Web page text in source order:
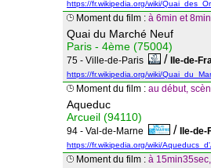
https://fr.wikipedia.org/wiki/
Moment du film : à 6min et 8min
Quai du Marché Neuf
Paris - 4ème (75004)
75 - Ville-de-Paris / Ile-de-
https://fr.wikipedia.org/wiki/
Moment du film : au début,
Aqueduc
Arcueil (94110)
94 - Val-de-Marne / Ile-
https://fr.wikipedia.org/wiki/
Moment du film : à